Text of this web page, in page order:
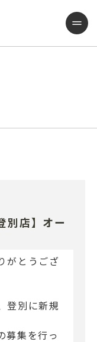
別店】オー
がとうござ
登別に新規
募集を行っ